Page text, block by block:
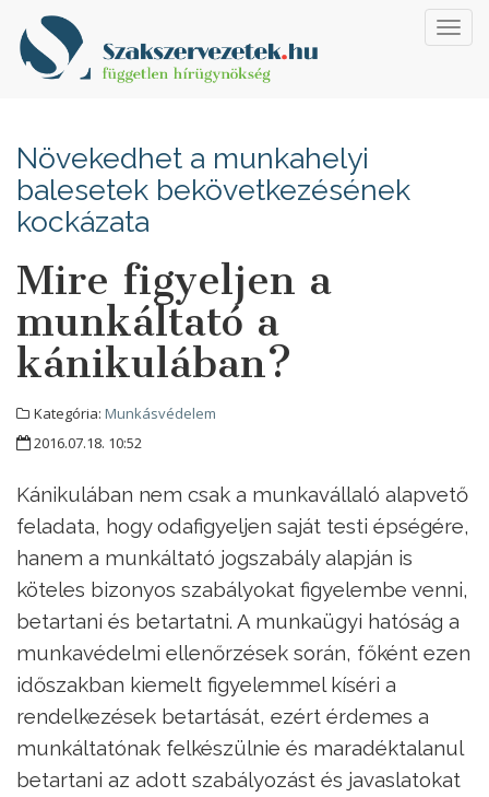
Növekedhet a munkahelyi
balesetek bekövetkezésének
kockázata
Mire figyeljen a
munkáltató a
kánikulában?
Kategória: Munkásvédelem
2016.07.18. 10:52
Kánikulában nem csak a munkavállaló alapvető
feladata, hogy odafigyeljen saját testi épségére,
hanem a munkáltató jogszabály alapján is
köteles bizonyos szabályokat figyelembe venni,
betartani és betartatni. A munkaügyi hatóság a
munkavédelmi ellenőrzések során, főként ezen
időszakban kiemelt figyelemmel kíséri a
rendelkezések betartását, ezért érdemes a
munkáltatónak felkészülnie és maradéktalanul
betartani az adott szabályozást és javaslatokat